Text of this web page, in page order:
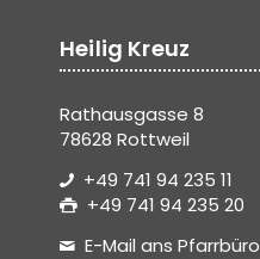
Heilig Kreuz
Rathausgasse 8
78628 Rottweil
+49 741 94 235 11
+49 741 94 235 20
E-Mail ans Pfarrbüro